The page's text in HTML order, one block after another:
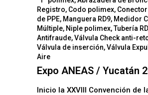
Registro, Codo polimex,
de PPE, Manguera RD9, Medidor
Múltiple, Niple polimex,Tubería RD
Antifraude,Válvula Check anti-
Válvula de inserción,Válvula
Aire
Expo ANEAS / Yucatán
Inicio la XXVIII Convención de